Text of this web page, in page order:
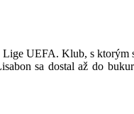
UEFA. Klub, s ktorým
sa dostal až do